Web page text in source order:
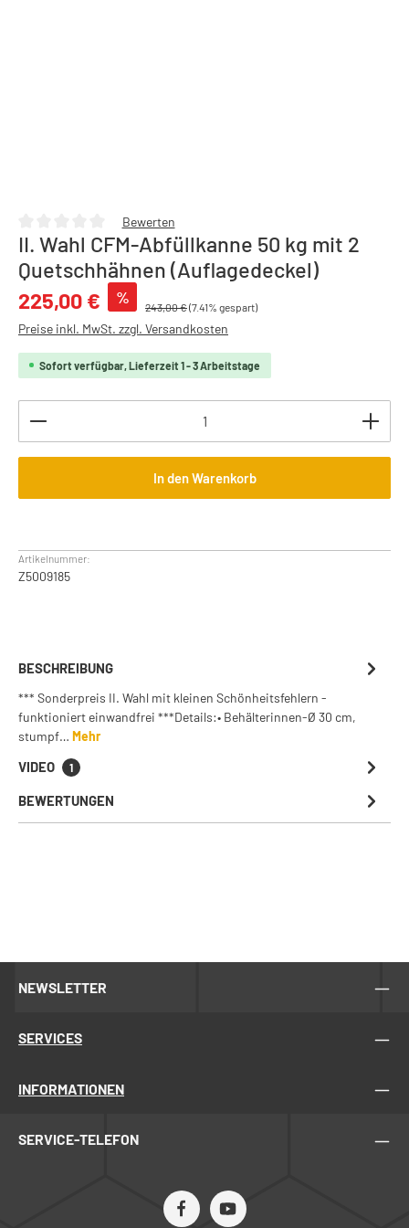
Durchschnittliche Bewertung von 0 von 5 Sternen
Bewerten
II. Wahl CFM-Abfüllkanne 50 kg mit 2
Quetschhähnen (Auflagedeckel)
Verkaufspreis:
225,00 € % 243,00 €(7.41% gespart)
Preise inkl. MwSt. zzgl. Versandkosten
Sofort verfügbar, Lieferzeit 1 - 3 Arbeitstage
Produkt Anzahl: Gib den gewünschten Wert ein
In den Warenkorb
Artikelnummer:
Z5009185
BESCHREIBUNG
*** Sonderpreis II. Wahl mit kleinen Schönheitsfehlern -
funktioniert einwandfrei ***Details:• Behälterinnen-Ø 30 cm,
stumpf… Mehr
VIDEO 1
BEWERTUNGEN
NEWSLETTER
SERVICES
INFORMATIONEN
SERVICE-TELEFON